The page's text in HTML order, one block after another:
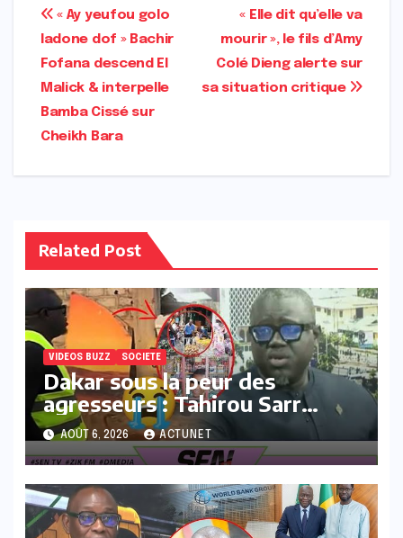
Navigation
de
l’article
« Elle dit qu’elle va
mourir », le fils d’Amy
Colé Dieng alerte sur
sa situation critique
« Ay yeufou golo
ladone dof » Bachir
Fofana descend El
Malick & interpelle
Bamba Cissé sur
Cheikh Bara
Related Post
VIDEOS BUZZ SOCIETE
Dakar sous la peur des
agresseurs : Tahirou Sarr
déballe la réalité du terrain !
AOÛT 6, 2026 ACTUNET